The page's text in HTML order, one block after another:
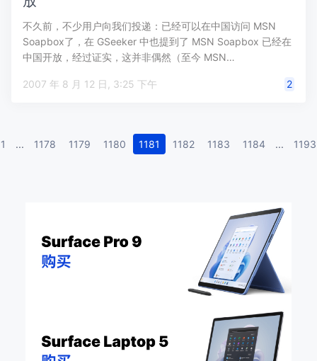
不久前，不少用户向我们投递：已经可以在中国访问 MSN
Soapbox了，在 GSeeker 中也提到了 MSN Soapbox 已经在
中国开放，经过证实，这并非偶然（至今 MSN…
2007 年 8 月 12 日, 3:25 下午 2
1 ... 1178 1179 1180 1181 1182 1183 1184 ... 1193